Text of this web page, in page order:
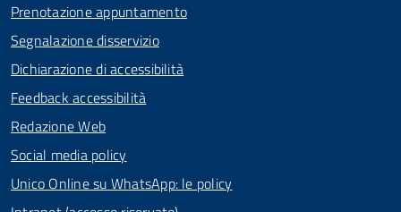
Prenotazione appuntamento
Segnalazione disservizio
Dichiarazione di accessibilità
Feedback accessibilità
Redazione Web
Social media policy
Unico Online su WhatsApp: le policy